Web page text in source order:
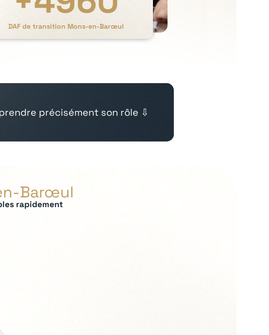
DAF de transition Mons-en-Barœul
précisément son rôle ⇩
Barœul
rapidement